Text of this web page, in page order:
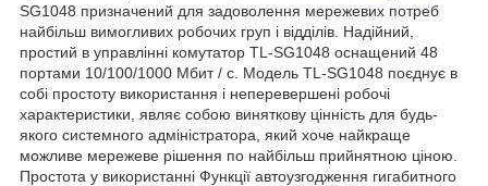
SG1048 призначений для задоволення мережевих потреб
найбільш вимогливих робочих груп і відділів. Надійний,
простий в управлінні комутатор TL-SG1048 оснащений 48
портами 10/100/1000 Мбит / с. Модель TL-SG1048 поєднує в
собі простоту використання і неперевершені робочі
характеристики, являє собою виняткову цінність для будь-
якого системного адміністратора, який хоче найкраще
можливе мережеве рішення по найбільш прийнятною ціною.
Простота у використанні Функції автоузгодження гигабитного